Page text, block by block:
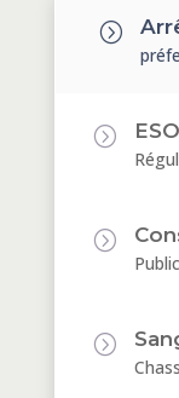
=
=
=
Public
=